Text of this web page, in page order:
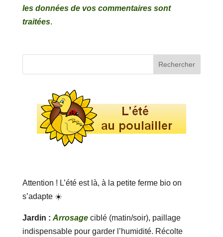
les données de vos commentaires sont
traitées.
Attention ! L’été est là, à la petite ferme bio on
s’adapte ☀️
Jardin : Arrosageciblé (matin/soir), paillage
indispensable pour garder l’humidité. Récolte